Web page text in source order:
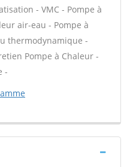
- VMC - Pompe à
air-eau - Pompe à
thermodynamique -
Pompe à Chaleur -
-